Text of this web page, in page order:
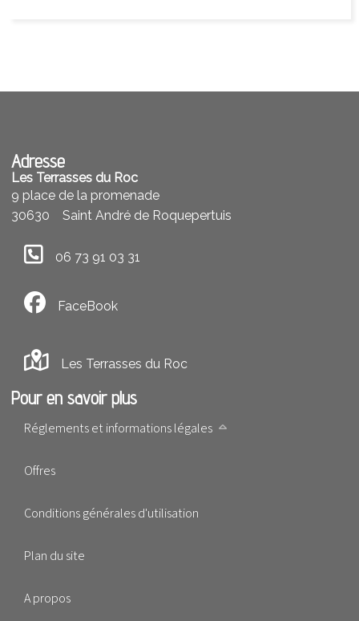
Adresse
Les Terrasses du Roc
9 place de la promenade
30630
Saint André de Roquepertuis
06 73 91 03 31
FaceBook
Les Terrasses du Roc
Pour en savoir plus
Réglements et informations légales
Offres
Conditions générales d'utilisation
Plan du site
A propos